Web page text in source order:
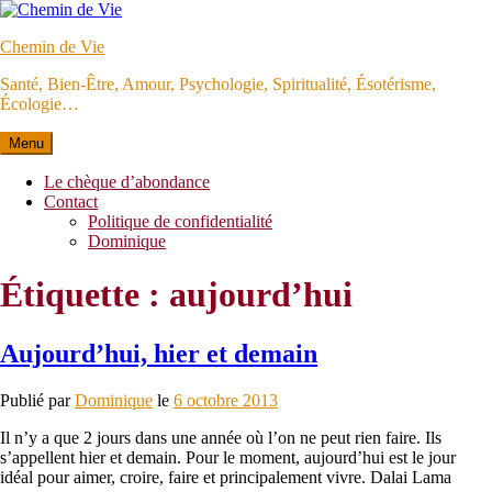
Aller
contenu
Chemin de Vie
Santé, Bien-Être, Amour, Psychologie, Spiritualité, Ésotérisme,
Écologie…
Menu
Le chèque d’abondance
Contact
Politique de confidentialité
Dominique
Étiquette : aujourd’hui
Aujourd’hui, hier et demain
Publié parDominique le 6 octobre 2013
Il n’y a que 2 jours dans une année où l’on ne peut rien faire. Ils
s’appellent hier et demain. Pour le moment, aujourd’hui est le jour
idéal pour aimer, croire, faire et principalement vivre. Dalai Lama